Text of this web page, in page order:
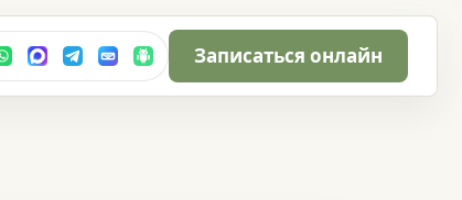
Записаться онлайн